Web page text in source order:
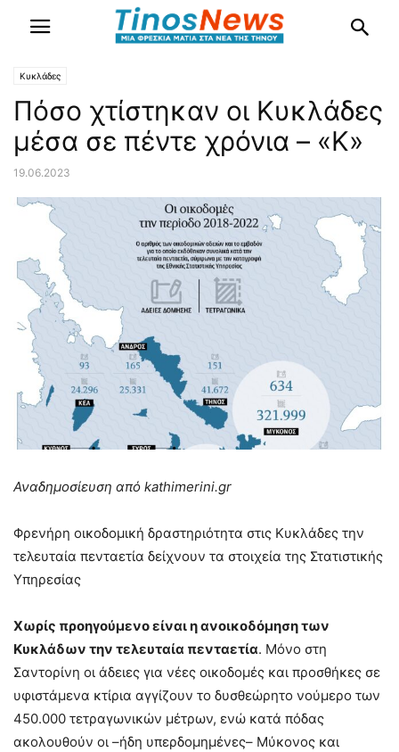
Κυκλάδες
Πόσο χτίστηκαν οι Κυκλάδες
μέσα σε πέντε χρόνια – «Κ»
19.06.2023
Αναδημοσίευση από kathimerini.gr
Φρενήρη οικοδομική δραστηριότητα στις Κυκλάδες την
τελευταία πενταετία δείχνουν τα στοιχεία της Στατιστικής
Υπηρεσίας
Χωρίς προηγούµενο είναι η ανοικοδόµηση των
Κυκλάδων την τελευταία πενταετία. Μόνο στη
Σαντορίνη οι άδειες για νέες οικοδομές και προσθήκες σε
υφιστάμενα κτίρια αγγίζουν το δυσθεώρητο νούμερο των
450.000 τετραγωνικών μέτρων, ενώ κατά πόδας
ακολουθούν οι –ήδη υπερδομημένες– Μύκονος και